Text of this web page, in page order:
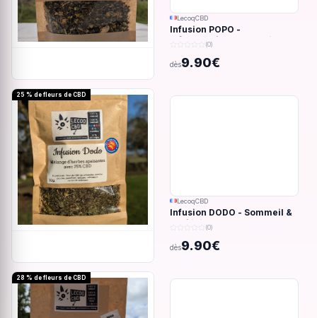
LecoqCBD
Infusion POPO -
Inflammations du système
digestif - 32g
(0)
dès9.90€
25 % de fleurs de CBD
LecoqCBD
Infusion DODO - Sommeil &
anxiété - 32g
(0)
dès9.90€
28 % de fleurs de CBD